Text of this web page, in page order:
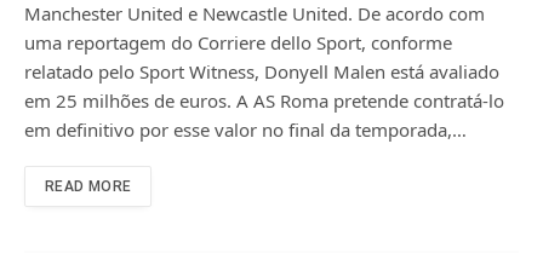
Manchester United e Newcastle United. De acordo com
uma reportagem do Corriere dello Sport, conforme
relatado pelo Sport Witness, Donyell Malen está avaliado
em 25 milhões de euros. A AS Roma pretende contratá-lo
em definitivo por esse valor no final da temporada,…
READ MORE